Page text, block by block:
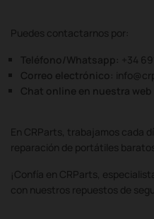
Puedes contactarnos por:
Teléfono/Whatsapp:
+34
Correo electrónico:
Chat online en nuestra web
En CRParts, trabajamos cada
reparación de portátiles
¡Confía en CRParts,
con nuestros repuestos de